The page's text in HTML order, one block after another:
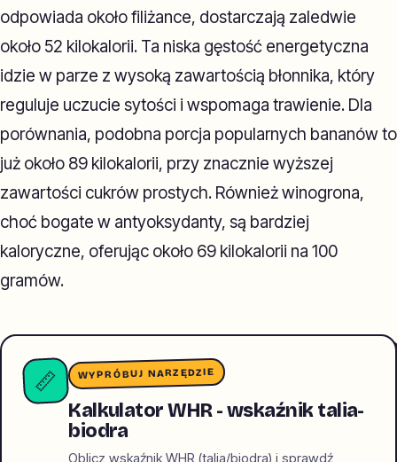
odpowiada około filiżance, dostarczają zaledwie
około 52 kilokalorii. Ta niska gęstość energetyczna
idzie w parze z wysoką zawartością błonnika, który
reguluje uczucie sytości i wspomaga trawienie. Dla
porównania, podobna porcja popularnych bananów to
już około 89 kilokalorii, przy znacznie wyższej
zawartości cukrów prostych. Również winogrona,
choć bogate w antyoksydanty, są bardziej
kaloryczne, oferując około 69 kilokalorii na 100
gramów.
📏 WYPRÓBUJ NARZĘDZIE
Kalkulator WHR - wskaźnik talia-
biodra
Oblicz wskaźnik WHR (talia/biodra) i sprawdź